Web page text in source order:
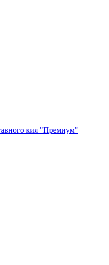
кия "Премиум"